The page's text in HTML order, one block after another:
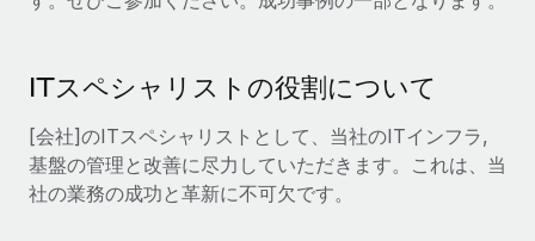
候補者の選考プロセスをシンプルに
Compliance Watchtower
サポートを依頼する
すべてのリソースを表示する
ITスペシャリストの役割について
[会社]のITスペシャリストとして、当社のITインフラ,
基盤の管理と改善に尽力していただきます。これは、当
社の業務の成功と革新に不可欠です。